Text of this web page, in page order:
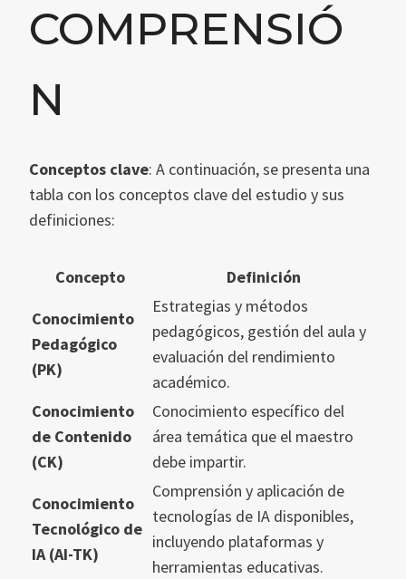
COMPRENSIÓ
N
Conceptos clave: A continuación, se presenta una
tabla con los conceptos clave del estudio y sus
definiciones:
Concepto
Definición
Conocimiento
Pedagógico
(PK)
Estrategias y métodos
pedagógicos, gestión del aula y
evaluación del rendimiento
académico.
Conocimiento
de Contenido
(CK)
Conocimiento específico del
área temática que el maestro
debe impartir.
Conocimiento
Tecnológico de
IA (AI-TK)
Comprensión y aplicación de
tecnologías de IA disponibles,
incluyendo plataformas y
herramientas educativas.